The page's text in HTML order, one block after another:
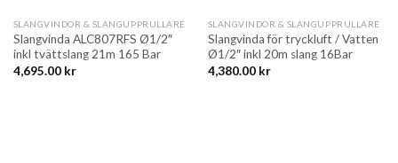
SLANGVINDOR & SLANGUPPRULLARE
Slangvinda ALC807RFS Ø1/2″
inkl tvättslang 21m 165 Bar
4,695.00 kr
SLANGVINDOR & SLANGUPPRULLARE
Slangvinda för tryckluft / Vatten
Ø1/2″ inkl 20m slang 16Bar
4,380.00 kr